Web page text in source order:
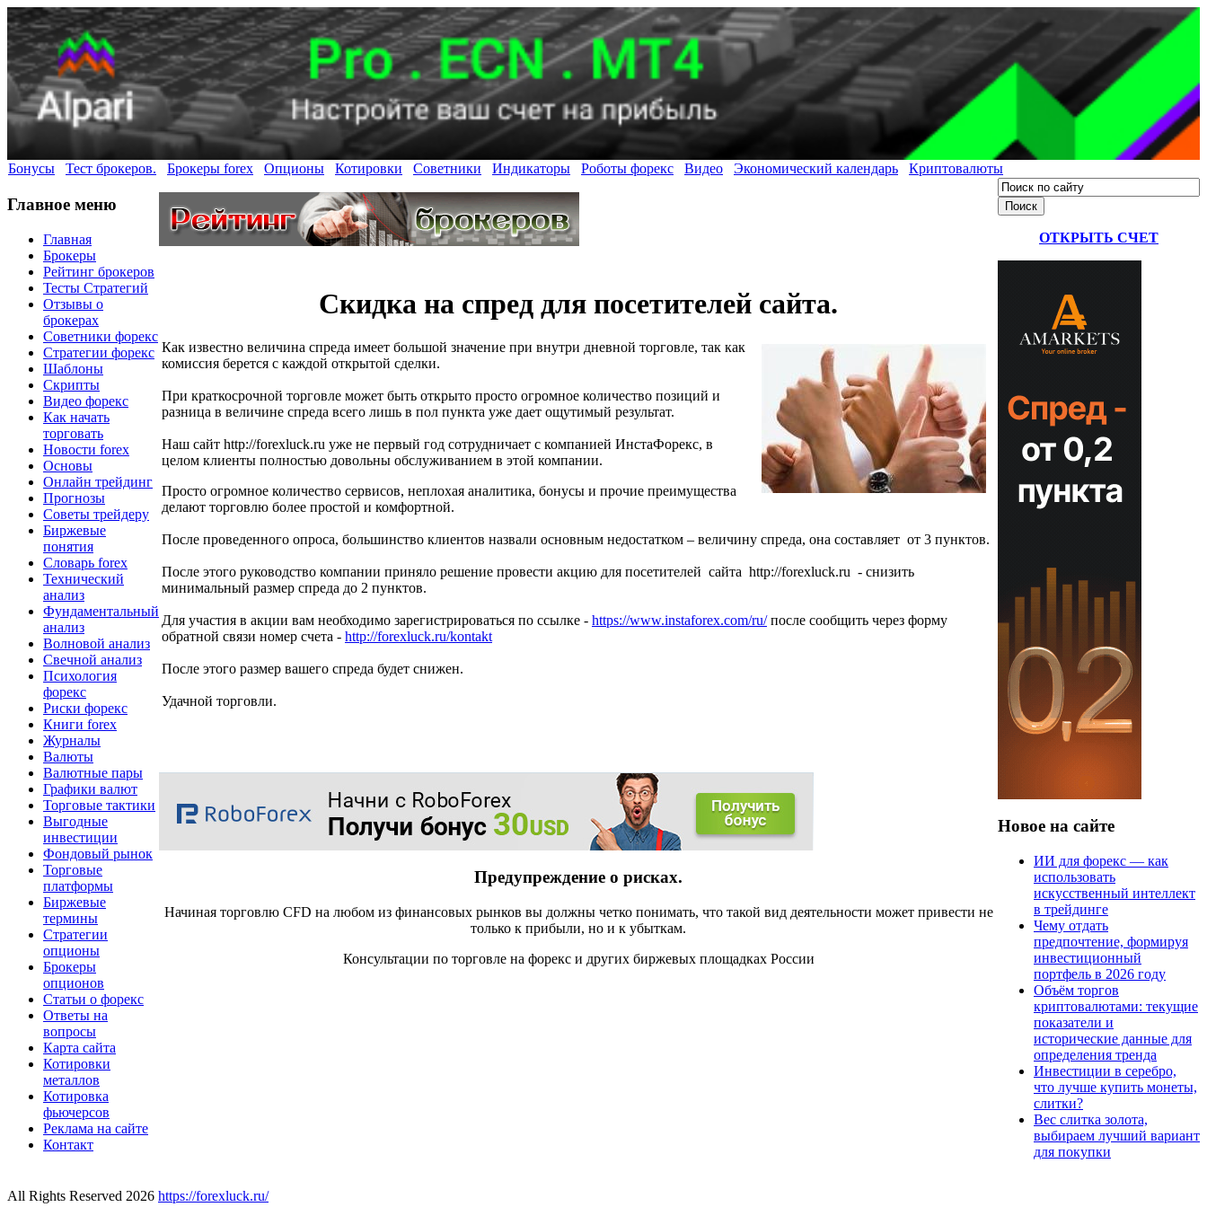
Бонусы Тест брокеров. Брокеры forex Опционы Котировки Советники Индикаторы Роботы форекс Видео Экономический календарь Криптовалюты
Главное меню
Главная
Брокеры
Рейтинг брокеров
Тесты Стратегий
Отзывы о
брокерах
Советники форекс
Стратегии форекс
Шаблоны
Скрипты
Видео форекс
Как начать
торговать
Новости forex
Основы
Онлайн трейдинг
Прогнозы
Советы трейдеру
Биржевые
понятия
Словарь forex
Технический
анализ
Фундаментальный
анализ
Волновой анализ
Свечной анализ
Психология
форекс
Риски форекс
Книги forex
Журналы
Валюты
Валютные пары
Графики валют
Торговые тактики
Выгодные
инвестиции
Фондовый рынок
Торговые
платформы
Биржевые
термины
Стратегии
опционы
Брокеры
опционов
Статьи о форекс
Ответы на
вопросы
Карта сайта
Котировки
металлов
Котировка
фьючерсов
Реклама на сайте
Контакт
Скидка на спред для посетителей сайта.
Как известно величина спреда имеет большой значение при внутри дневной торговле, так как
комиссия берется с каждой открытой сделки.
При краткосрочной торговле может быть открыто просто огромное количество позиций и
разница в величине спреда всего лишь в пол пункта уже дает ощутимый результат.
Наш сайт http://forexluck.ru уже не первый год сотрудничает с компанией ИнстаФорекс, в
целом клиенты полностью довольны обслуживанием в этой компании.
Просто огромное количество сервисов, неплохая аналитика, бонусы и прочие преимущества
делают торговлю более простой и комфортной.
После проведенного опроса, большинство клиентов назвали основным недостатком – величину спреда, она составляет от 3 пунктов.
После этого руководство компании приняло решение провести акцию для посетителей сайта http://forexluck.ru - снизить
минимальный размер спреда до 2 пунктов.
Для участия в акции вам необходимо зарегистрироваться по ссылке - https://www.instaforex.com/ru/после сообщить через форму
обратной связи номер счета - http://forexluck.ru/kontakt
После этого размер вашего спреда будет снижен.
Удачной торговли.
Предупреждение о рисках.
Начиная торговлю CFD на любом из финансовых рынков вы должны четко понимать, что такой вид деятельности может привести не
только к прибыли, но и к убыткам.
Консультации по торговле на форекс и других биржевых площадках России
ОТКРЫТЬ СЧЕТ
Новое на сайте
ИИ для форекс — как
использовать
искусственный интеллект
в трейдинге
Чему отдать
предпочтение, формируя
инвестиционный
портфель в 2026 году
Объём торгов
криптовалютами: текущие
показатели и
исторические данные для
определения тренда
Инвестиции в серебро,
что лучше купить монеты,
слитки?
Вес слитка золота,
выбираем лучший вариант
для покупки
All Rights Reserved 2026 https://forexluck.ru/